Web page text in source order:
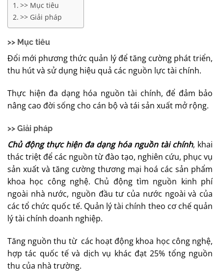
>> Mục tiêu
>> Giải pháp
>> Mục tiêu
Đổi mới phương thức quản lý để tăng cường phát triển,
thu hút và sử dụng hiệu quả các nguồn lực tài chính.
Thực hiện đa dạng hóa nguồn tài chính, để đảm bảo
nâng cao đời sống cho cán bộ và tái sản xuất mở rộng.
>> Giải pháp
Chủ động thực hiện đa dạng hóa nguồn tài chính, khai
thác triệt để các nguồn từ đào tạo, nghiên cứu, phục vụ
sản xuất và tăng cường thương mại hoá các sản phẩm
khoa học công nghệ. Chủ động tìm nguồn kinh phí
ngoài nhà nước, nguồn đầu tư của nước ngoài và của
các tổ chức quốc tế. Quản lý tài chính theo cơ chế quản
lý tài chính doanh nghiệp.
Tăng nguồn thu từ các hoạt động khoa học công nghệ,
hợp tác quốc tế và dịch vụ khác đạt 25% tổng nguồn
thu của nhà trường.